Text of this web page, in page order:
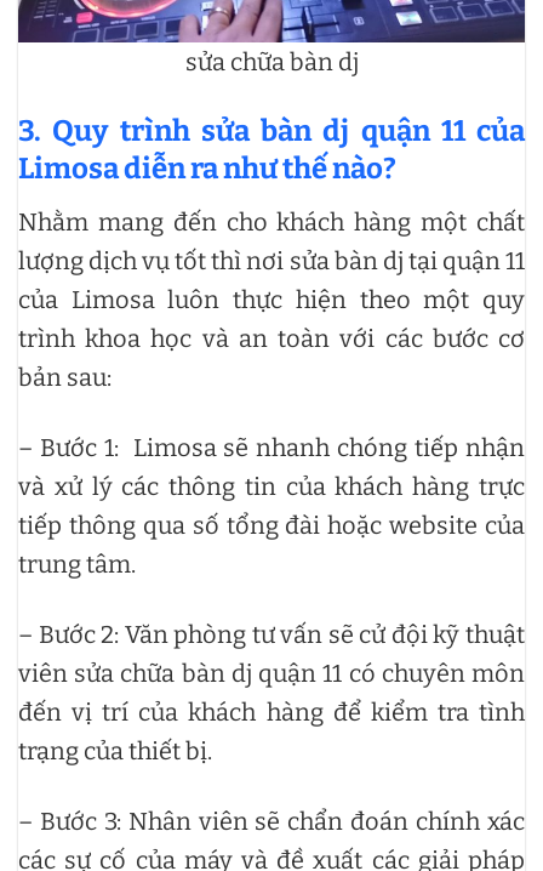
sửa chữa bàn dj
3. Quy trình sửa bàn dj quận 11 của
Limosa diễn ra như thế nào?
Nhằm mang đến cho khách hàng một chất
lượng dịch vụ tốt thì nơi sửa bàn dj tại quận 11
của Limosa luôn thực hiện theo một quy
trình khoa học và an toàn với các bước cơ
bản sau:
– Bước 1: Limosa sẽ nhanh chóng tiếp nhận
và xử lý các thông tin của khách hàng trực
tiếp thông qua số tổng đài hoặc website của
trung tâm.
– Bước 2: Văn phòng tư vấn sẽ cử đội kỹ thuật
viên sửa chữa bàn dj quận 11 có chuyên môn
đến vị trí của khách hàng để kiểm tra tình
trạng của thiết bị.
– Bước 3: Nhân viên sẽ chẩn đoán chính xác
các sự cố của máy và đề xuất các giải pháp